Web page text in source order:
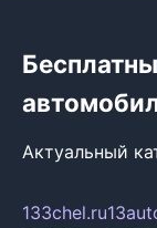
Актуальный
133chel.ru